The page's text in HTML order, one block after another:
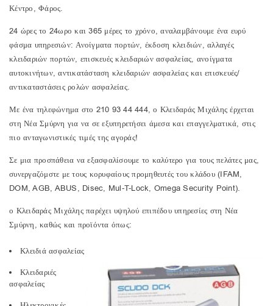
Κέντρο, Φάρος.
24 ώρες το 24ωρο και 365 μέρες το χρόνο, αναλαμβάνουμε ένα ευρύ
φάσμα υπηρεσιών: Ανοίγματα πορτών, έκδοση κλειδιών, αλλαγές
κλειδαριών πορτών, επισκευές κλειδαριών ασφαλείας, ανοίγματα
αυτοκινήτων, αντικατάσταση κλειδαριών ασφαλείας και επισκευές/
αντικαταστάσεις ρολών ασφαλείας.
Με ένα τηλεφώνημα στο 210 93 44 444, ο Κλειδαράς Μιχάλης έρχεται
στη Νέα Σμύρνη για να σε εξυπηρετήσει άμεσα και επαγγελματικά, στις
πιο ανταγωνιστικές τιμές της αγοράς!
Σε μια προσπάθεια να εξασφαλίσουμε το καλύτερο για τους πελάτες μας,
συνεργαζόμστε με τους κορυφαίους προμηθευτές του κλάδου (IFAM,
DOM, AGB, ABUS, Disec, Mul-T-Lock, Omega Security Point).
ο Κλειδαράς Μιχάλης παρέχει υψηλού επιπέδου υπηρεσίες στη Νέα
Σμύρνη, καθώς και προϊόντα όπως:
Κλειδιά ασφαλείας
Κλειδαριές
ασφαλείας